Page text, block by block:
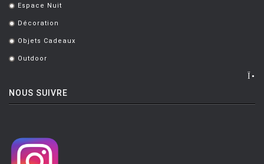
. Espace Nuit
. Décoration
. Objets Cadeaux
. Outdoor
NOUS SUIVRE